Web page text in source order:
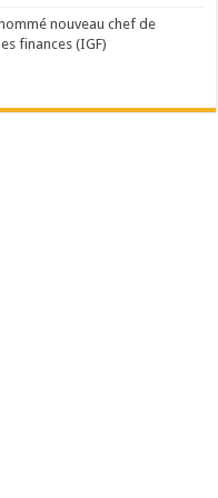
nouveau chef de
finances (IGF)